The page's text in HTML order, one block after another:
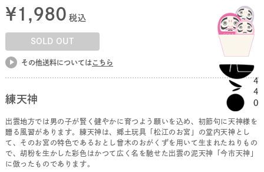
¥1,980 税込
SOLD OUT
その他送料については こちら
練天神
出雲地方では男の子が賢く健やかに育つよう願いを込め、初節句に天神様を
贈る風習があります。練天神は、郷土玩具「松江のお宮」の堂内天神とし
て、そのお宮の特色であるおとし曾木のおがくずを用いて生まれたねりもの
で、胡粉を生かした彩色はかつて広く名を馳せた出雲の泥天神「今市天神」
に倣ったものであります。